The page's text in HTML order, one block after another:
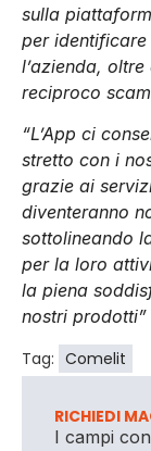
sulla
per
l’azienda,
reciproco
“L’App ci
stretto con i
grazie ai
diventeranno
sottolineando
per la loro
la piena
nostri prodotti”
Tag: Comelit
RICHIEDI
I campi